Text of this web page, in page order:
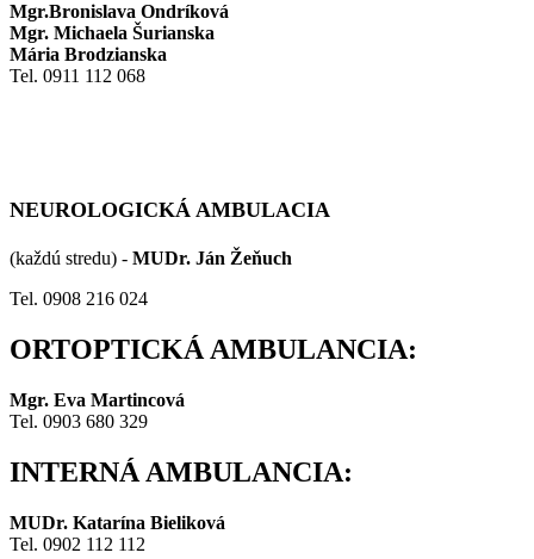
Mgr.Bronislava Ondríková
Mgr. Michaela Šurianska
Mária Brodzianska
Tel. 0911 112 068
NEUROLOGICKÁ AMBULACIA
(každú stredu) - MUDr. Ján Žeňuch
Tel. 0908 216 024
ORTOPTICKÁ AMBULANCIA:
Mgr. Eva Martincová
Tel. 0903 680 329
INTERNÁ AMBULANCIA:
MUDr. Katarína Bieliková
Tel. 0902 112 112